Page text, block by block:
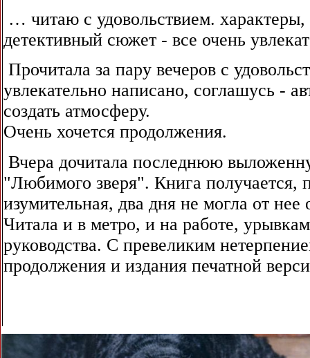
… читаю с удовольствием.
детективный сюжет - все очень
Прочитала за пару вечеров с
увлекательно написано, соглашусь -
создать атмосферу.
Очень хочется продолжения.
Вчера дочитала последнюю
"Любимого зверя". Книга получается,
изумительная, два дня не могла от нее
Читала и в метро, и на работе,
руководства. С превеликим
продолжения и издания печатной